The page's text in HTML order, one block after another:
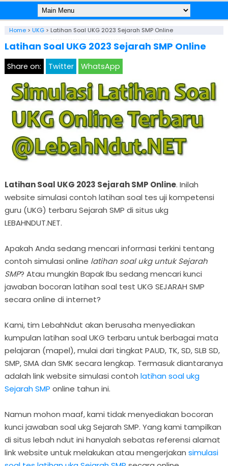
Home> UKG> Latihan Soal UKG 2023 Sejarah SMP Online
Latihan Soal UKG 2023 Sejarah SMP Online
Share on: Twitter WhatsApp
Latihan Soal UKG 2023 Sejarah SMP Online. Inilah
website simulasi contoh latihan soal tes uji kompetensi
guru (UKG) terbaru Sejarah SMP di situs ukg
LEBAHNDUT.NET.
Apakah Anda sedang mencari informasi terkini tentang
contoh simulasi online latihan soal ukg untuk Sejarah
SMP? Atau mungkin Bapak Ibu sedang mencari kunci
jawaban bocoran latihan soal test UKG SEJARAH SMP
secara online di internet?
Kami, tim LebahNdut akan berusaha menyediakan
kumpulan latihan soal UKG terbaru untuk berbagai mata
pelajaran (mapel), mulai dari tingkat PAUD, TK, SD, SLB SD,
SMP, SMA dan SMK secara lengkap. Termasuk diantaranya
adalah link website simulasi contoh latihan soal ukg
Sejarah SMP online tahun ini.
Namun mohon maaf, kami tidak menyediakan bocoran
kunci jawaban soal ukg Sejarah SMP. Yang kami tampilkan
di situs lebah ndut ini hanyalah sebatas referensi alamat
link website untuk melakukan atau mengerjakan simulasi